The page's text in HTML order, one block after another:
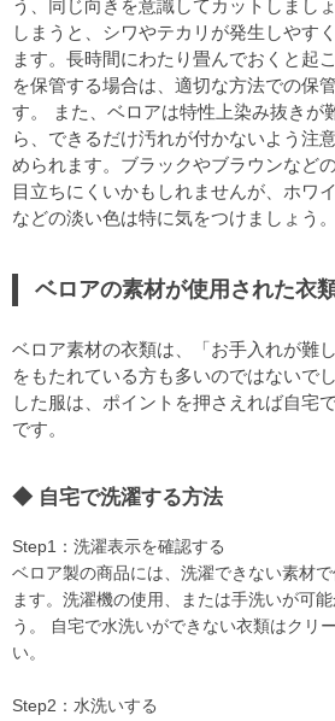
う、同じ向きを意識してカットしまし
しまうと、シワやテカリが発生しやす
ます。長時間にわたり畳んでおくと起
を保管する場合は、適切な方法での保
す。 また、ベロアは特性上染み抜きが
ら、できるだけ汚れが付かないよう注
められます。ブラックやブラウンなど
目立ちにくいかもしれませんが、ホワ
などの淡い色は特に気をつけましょう。
ベロアの素材が使用された衣
ベロア素材の衣類は、「お手入れが難
をもたれている方も多いのではないで
した服は、ポイントを押さえれば自宅
です。
自宅で洗濯する方法
Step1：洗濯表示を確認する
ベロア製の商品には、洗濯できない素材
ます。洗濯機の使用、または手洗いが可
う。 自宅で水洗いができない衣類はクリ
い。
Step2：水洗いする